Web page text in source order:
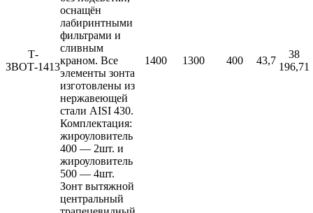
Т-
ЗВОТ-1413
оснащён
лабиринтными
фильтрами и
сливным
краном. Все
элементы зонта
изготовлены из
нержавеющей
стали AISI 430.
Комплектация:
жироуловитель
400 — 2шт. и
жироуловитель
500 — 4шт.
1400 1300 400 43,7
38
196,71
Зонт вытяжной
центральный